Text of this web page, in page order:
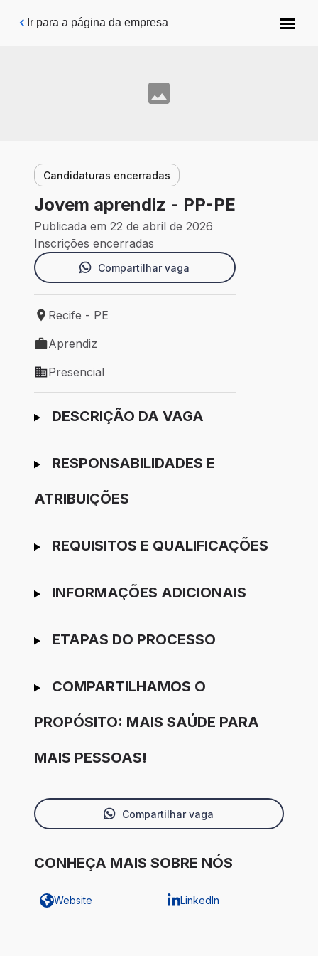
Pular para o conteúdo principal
Ir para a página da empresa
Candidaturas encerradas
Jovem aprendiz - PP-PE
Publicada em 22 de abril de 2026
Inscrições encerradas
Compartilhar vaga
Local de trabalho: Recife - PE
Recife - PE
Tipo de vaga: Aprendiz
Aprendiz
Modelo de trabalho: Presencial
Presencial
Ir para candidatura
DESCRIÇÃO DA VAGA
RESPONSABILIDADES E
ATRIBUIÇÕES
REQUISITOS E QUALIFICAÇÕES
INFORMAÇÕES ADICIONAIS
ETAPAS DO PROCESSO
COMPARTILHAMOS O
PROPÓSITO: MAIS SAÚDE PARA
MAIS PESSOAS!
Compartilhar vaga
CONHEÇA MAIS SOBRE NÓS
Website LinkedIn